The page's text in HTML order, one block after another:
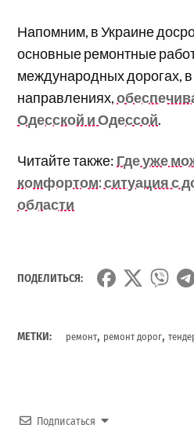
Напомним, в Украине
основные ремонтные
международных дорогах,
направлениях,
Одесской и Одессой.
Читайте также: Где уже
комфортом: ситуация с
области
ПОДЕЛИТЬСЯ:
МЕТКИ: ремонт, ремонт дорог,
Подписаться